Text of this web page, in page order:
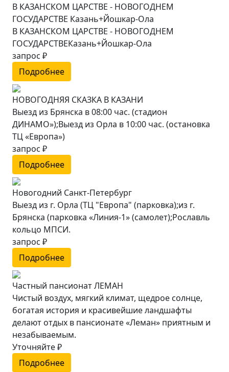
В КАЗАНСКОМ ЦАРСТВЕ - НОВОГОДНЕМ
ГОСУДАРСТВЕ Казань+Йошкар-Ола
В КАЗАНСКОМ ЦАРСТВЕ - НОВОГОДНЕМ
ГОСУДАРСТВЕКазань+Йошкар-Ола
запрос ₽
Подробнее
НОВОГОДНЯЯ СКАЗКА В КАЗАНИ
Выезд из Брянска в 08:00 час. (стадион
ДИНАМО»);Выезд из Орла в 10:00 час. (остановка
ТЦ «Европа»)
запрос ₽
Подробнее
Новогодний Санкт-Петербург
Выезд из г. Орла (ТЦ "Европа" (парковка);из г.
Брянска (парковка «Линия-1» (самолет);Рославль
кольцо МПСИ.
запрос ₽
Подробнее
Частный пансионат ЛЕМАН
Чистый воздух, мягкий климат, щедрое солнце,
богатая история и красивейшие ландшафты
делают отдых в пансионате «Леман» приятным и
незабываемым.
Уточняйте ₽
Подробнее